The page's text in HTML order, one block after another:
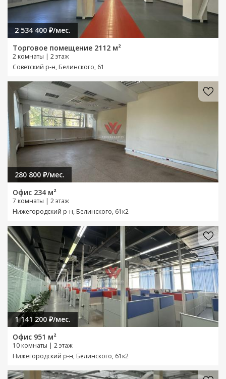
2 534 400 ₽/мес.
Торговое помещение 2112 м²
2 комнаты | 2 этаж
Советский р-н, Белинского, 61
280 800 ₽/мес.
Офис 234 м²
7 комнаты | 2 этаж
Нижегородский р-н, Белинского, 61к2
1 141 200 ₽/мес.
Офис 951 м²
10 комнаты | 2 этаж
Нижегородский р-н, Белинского, 61к2